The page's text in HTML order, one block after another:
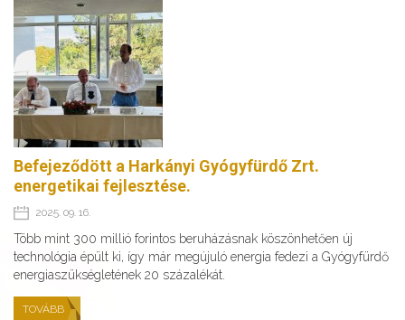
Befejeződött a Harkányi Gyógyfürdő Zrt.
energetikai fejlesztése.
2025. 09. 16.
Több mint 300 millió forintos beruházásnak köszönhetően új
technológia épült ki, így már megújuló energia fedezi a Gyógyfürdő
energiaszükségletének 20 százalékát.
TOVÁBB